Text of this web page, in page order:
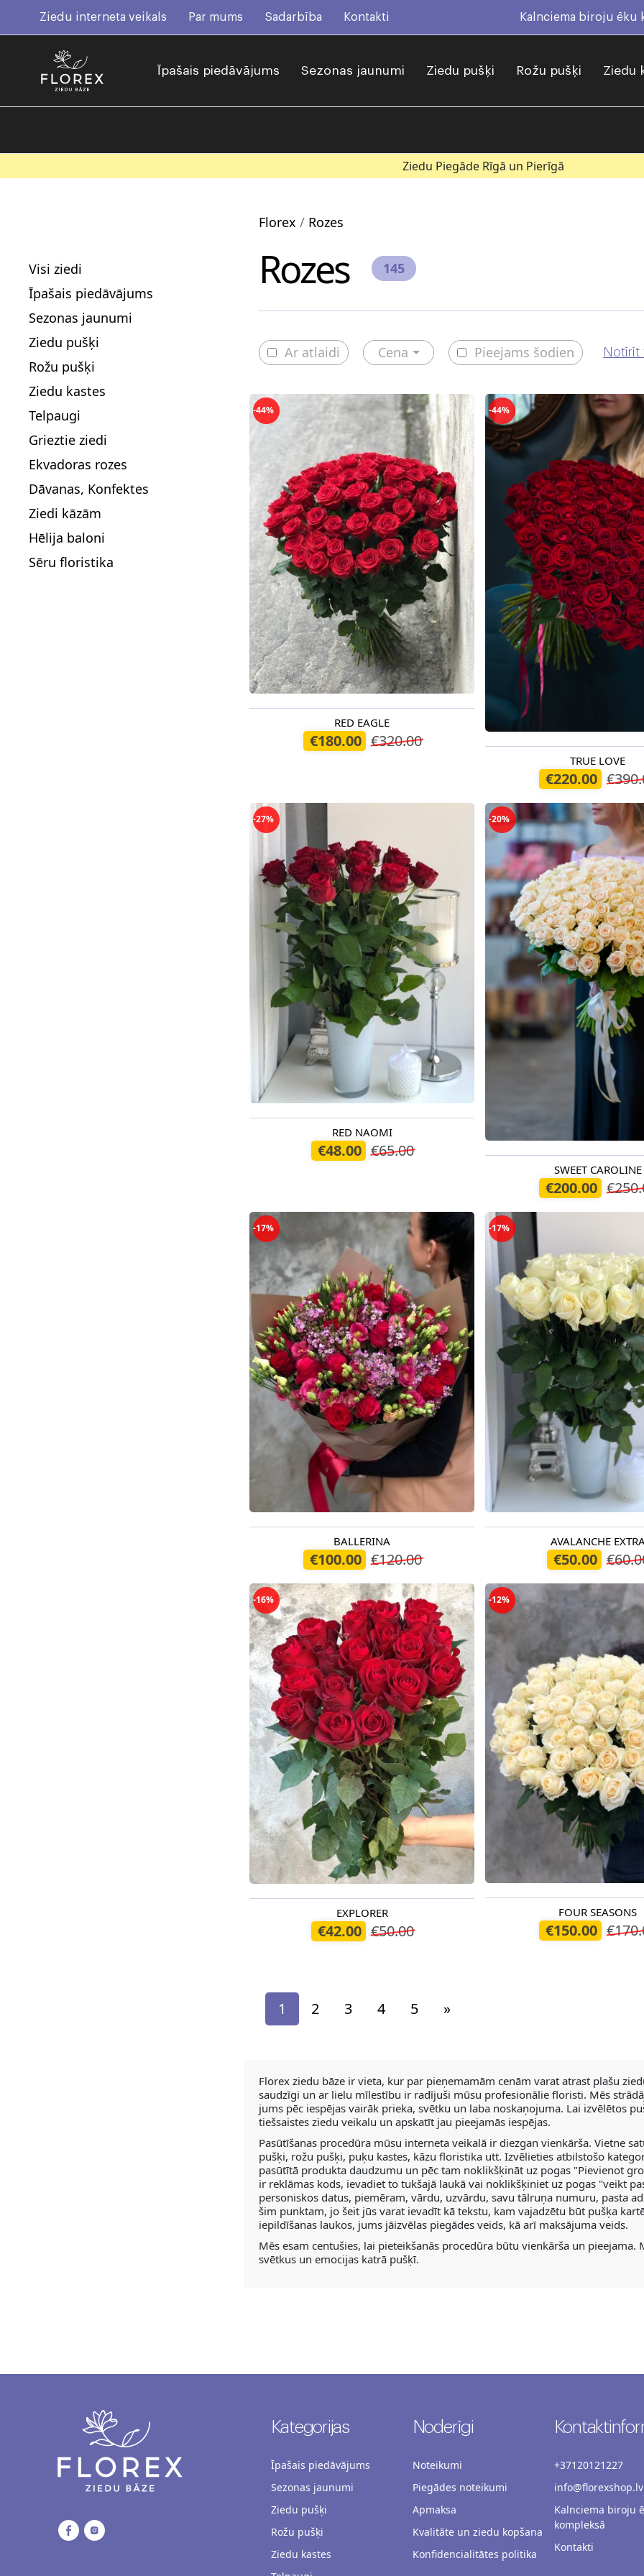
Ziedu interneta veikals Par mums Sadarbība Kontakti Kalnciema biroju ēku
Īpašais piedāvājums Sezonas jaunumi Ziedu pušķi Rožu pušķi Ziedu
Ziedu Piegāde Rīgā un Pierīgā
Visi ziedi
Īpašais piedāvājums
Sezonas jaunumi
Ziedu pušķi
Rožu pušķi
Ziedu kastes
Telpaugi
Grieztie ziedi
Ekvadoras rozes
Dāvanas, Konfektes
Ziedi kāzām
Hēlija baloni
Sēru floristika
Florex Rozes
Rozes 145
Ar atlaidi Cena Pieejams šodien Notīrīt
-44%
Pieejams šodienRED EAGLE
€180.00 €320.00
-44%
Pieejams šodienTRUE LOVE
€220.00
-27%
Pieejams šodienRED NAOMI
€48.00 €65.00
-20%
Pieejams šodienSWEET CAROLINE
€200.00
-17%
Pieejams šodienBALLERINA
€100.00 €120.00
-17%
Pieejams šodienAVALANCHE
€50.00
-16%
Pieejams šodienEXPLORER
€42.00 €50.00
-12%
Pieejams šodienFOUR SEASONS
€150.00
1 2 3 4 5 »
Florex ziedu bāze ir vieta, kur par pieņemamām cenām varat atrast plašu
saudzīgi un ar lielu mīlestību ir radījuši mūsu profesionālie floristi. Mēs
jums pēc iespējas vairāk prieka, svētku un laba noskaņojuma. Lai izvēlētos
tiešsaistes ziedu veikalu un apskatīt jau pieejamās iespējas.
Pasūtīšanas procedūra mūsu interneta veikalā ir diezgan vienkārša. Vietne
pušķi, rožu pušķi, puķu kastes, kāzu floristika utt. Izvēlieties atbilstošo
pasūtītā produkta daudzumu un pēc tam noklikšķināt uz pogas "Pievienot
ir reklāmas kods, ievadiet to tukšajā laukā vai noklikšķiniet uz pogas "veikt
personiskos datus, piemēram, vārdu, uzvārdu, savu tālruņa numuru, pasta
šim punktam, jo šeit jūs varat ievadīt kā tekstu, kam vajadzētu būt pušķa
iepildīšanas laukos, jums jāizvēlas piegādes veids, kā arī maksājuma veids.
Mēs esam centušies, lai pieteikšanās procedūra būtu vienkārša un
svētkus un emocijas katrā pušķī.
Kategorijas
Īpašais piedāvājums
Sezonas jaunumi
Ziedu pušķi
Rožu pušķi
Ziedu kastes
Noderīgi
Noteikumi
Piegādes noteikumi
Apmaksa
Kvalitāte un ziedu kopšana
Konfidencialitātes politika
+37120121227
info@florexshop.lv
Kalnciema biroju
kompleksā
Kontakti